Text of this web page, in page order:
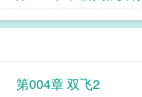
第004章 双飞2